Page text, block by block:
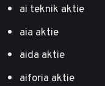
ai teknik aktie
aia aktie
aida aktie
aiforia aktie